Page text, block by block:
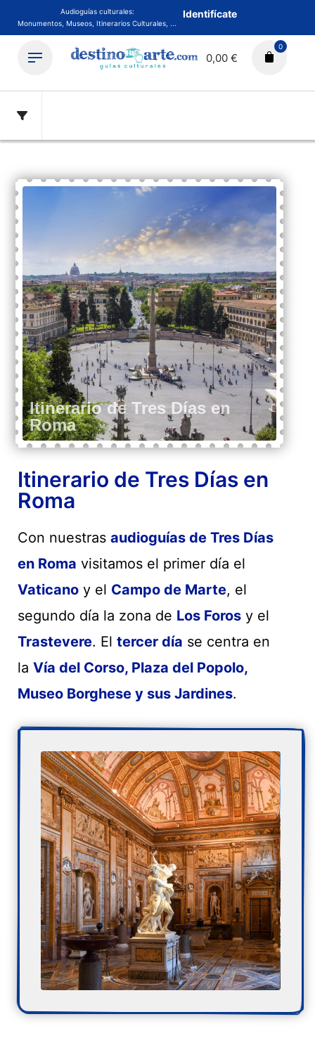
Audioguías culturales:
Monumentos, Museos, Itinerarios Culturales, ...
Identifícate
0,00 €
0
Itinerario de Tres Días en
Roma
Con nuestras audioguías de Tres Días
en Roma visitamos el primer día el
Vaticano y el Campo de Marte, el
segundo día la zona de Los Foros y el
Trastevere. El tercer día se centra en
la Vía del Corso, Plaza del Popolo,
Museo Borghese y sus Jardines.